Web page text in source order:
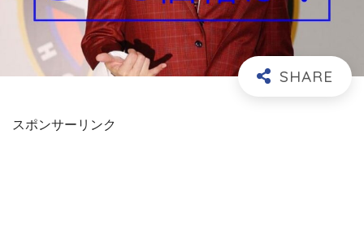
スポンサーリンク